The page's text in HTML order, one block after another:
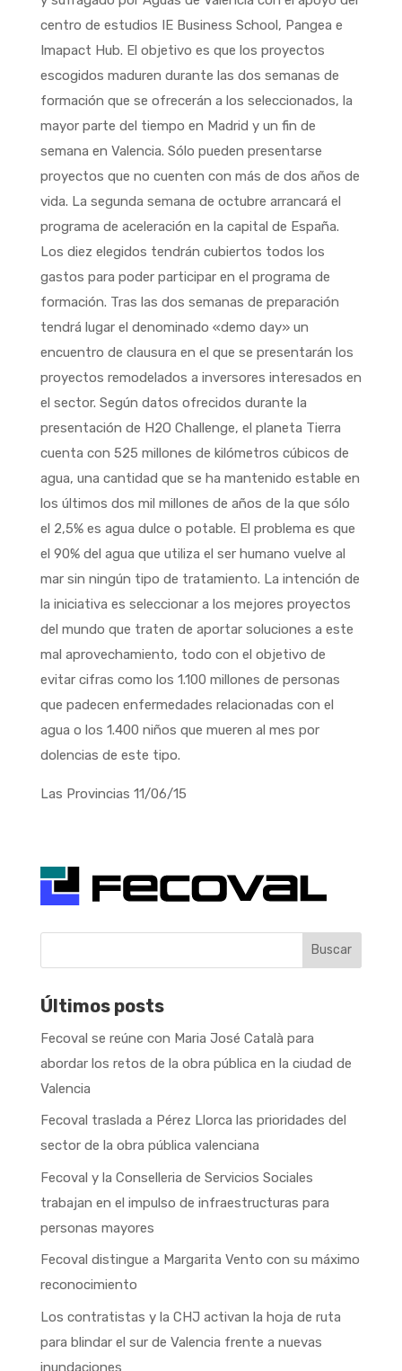
centro de estudios IE Business School, Pangea e
Imapact Hub. El objetivo es que los proyectos
escogidos maduren durante las dos semanas de
formación que se ofrecerán a los seleccionados, la
mayor parte del tiempo en Madrid y un fin de
semana en Valencia. Sólo pueden presentarse
proyectos que no cuenten con más de dos años de
vida. La segunda semana de octubre arrancará el
programa de aceleración en la capital de España.
Los diez elegidos tendrán cubiertos todos los
gastos para poder participar en el programa de
formación. Tras las dos semanas de preparación
tendrá lugar el denominado «demo day» un
encuentro de clausura en el que se presentarán los
proyectos remodelados a inversores interesados en
el sector. Según datos ofrecidos durante la
presentación de H2O Challenge, el planeta Tierra
cuenta con 525 millones de kilómetros cúbicos de
agua, una cantidad que se ha mantenido estable en
los últimos dos mil millones de años de la que sólo
el 2,5% es agua dulce o potable. El problema es que
el 90% del agua que utiliza el ser humano vuelve al
mar sin ningún tipo de tratamiento. La intención de
la iniciativa es seleccionar a los mejores proyectos
del mundo que traten de aportar soluciones a este
mal aprovechamiento, todo con el objetivo de
evitar cifras como los 1.100 millones de personas
que padecen enfermedades relacionadas con el
agua o los 1.400 niños que mueren al mes por
dolencias de este tipo.
Las Provincias 11/06/15
Buscar
Últimos posts
Fecoval se reúne con Maria José Català para
abordar los retos de la obra pública en la ciudad de
Valencia
Fecoval traslada a Pérez Llorca las prioridades del
sector de la obra pública valenciana
Fecoval y la Conselleria de Servicios Sociales
trabajan en el impulso de infraestructuras para
personas mayores
Fecoval distingue a Margarita Vento con su máximo
reconocimiento
Los contratistas y la CHJ activan la hoja de ruta
para blindar el sur de Valencia frente a nuevas
inundaciones